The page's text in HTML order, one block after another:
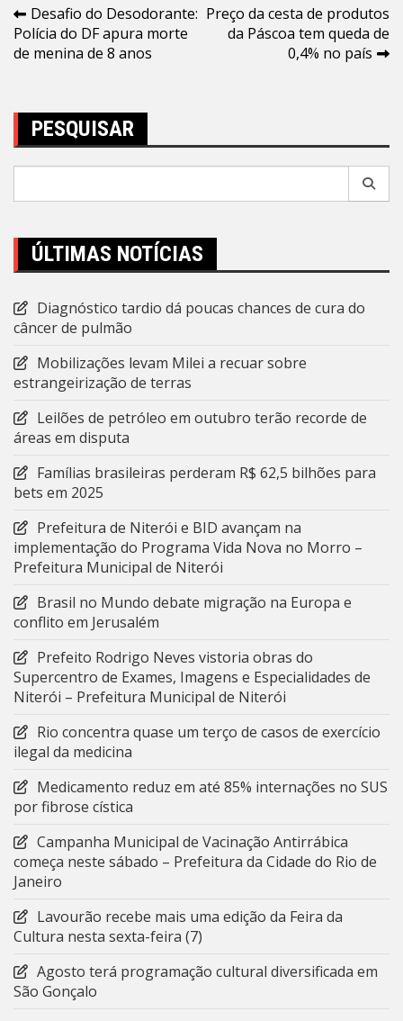
Navegação
de
Desafio do Desodorante:
Polícia do DF apura morte
de menina de 8 anos
Preço da cesta de produtos
da Páscoa tem queda de
0,4% no país
PESQUISAR
ÚLTIMAS NOTÍCIAS
Diagnóstico tardio dá poucas chances de cura do
câncer de pulmão
Mobilizações levam Milei a recuar sobre
estrangeirização de terras
Leilões de petróleo em outubro terão recorde de
áreas em disputa
Famílias brasileiras perderam R$ 62,5 bilhões para
bets em 2025
Prefeitura de Niterói e BID avançam na
implementação do Programa Vida Nova no Morro –
Prefeitura Municipal de Niterói
Brasil no Mundo debate migração na Europa e
conflito em Jerusalém
Prefeito Rodrigo Neves vistoria obras do
Supercentro de Exames, Imagens e Especialidades de
Niterói – Prefeitura Municipal de Niterói
Rio concentra quase um terço de casos de exercício
ilegal da medicina
Medicamento reduz em até 85% internações no SUS
por fibrose cística
Campanha Municipal de Vacinação Antirrábica
começa neste sábado – Prefeitura da Cidade do Rio de
Janeiro
Lavourão recebe mais uma edição da Feira da
Cultura nesta sexta-feira (7)
Agosto terá programação cultural diversificada em
São Gonçalo